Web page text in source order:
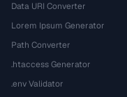
Data URI Converter
Lorem Ipsum Generator
Path Converter
.htaccess Generator
.env Validator